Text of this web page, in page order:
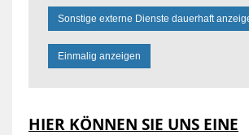
Sonstige externe Dienste dauerhaft
Einmalig anzeigen
HIER KÖNNEN SIE UNS EINE